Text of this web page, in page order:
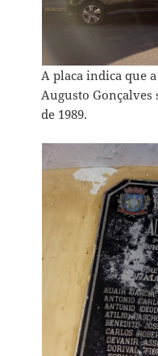
A placa indica que
Augusto Gonçalves
de 1989.